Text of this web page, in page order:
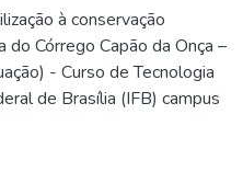
à conservação
Córrego Capão da Onça –
- Curso de Tecnologia
de Brasília (IFB) campus